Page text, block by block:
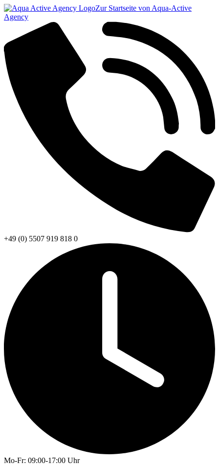
Zur Startseite von Aqua-Active
Agency
+49 (0) 5507 919 818 0
Mo-Fr: 09:00-17:00 Uhr